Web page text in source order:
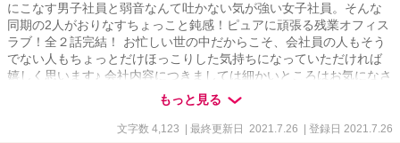
にこなす男子社員と弱音なんて吐かない気が強い女子社員。そんな
同期の2人がおりなすちょっこと鈍感！ピュアに頑張る残業オフィス
ラブ！全２話完結！ お忙しい世の中だからこそ、会社員の人もそう
でない人もちょっとだけほっこりした気持ちになっていただければ
嬉しく思います♪ 会社内容につきましては細かいところはお気になさ
らずお読みいただけたら幸いです
もっと見る
文字数 4,123 | 最終更新日 2021.7.26 | 登録日 2021.7.26